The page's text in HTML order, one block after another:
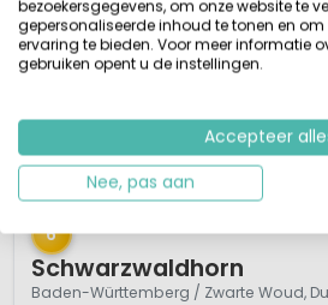
6
Schwarzwaldhorn
Baden-Württemberg / Zwarte Woud,
bezoekersgegevens, om onze website te
gepersonaliseerde inhoud te tonen en
ervaring te bieden. Voor meer informatie
gebruiken opent u de instellingen.
Accepteer
Nee, pas aan